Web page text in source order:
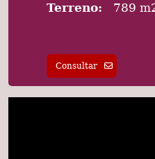
Terreno: 789
Consultar